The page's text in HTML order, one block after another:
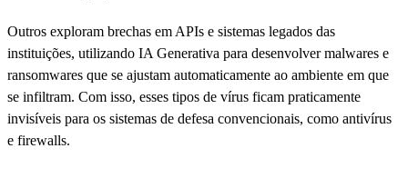
Outros exploram brechas em APIs e sistemas legados das
instituições, utilizando IA Generativa para desenvolver malwares e
ransomwares que se ajustam automaticamente ao ambiente em que
se infiltram. Com isso, esses tipos de vírus ficam praticamente
invisíveis para os sistemas de defesa convencionais, como antivírus
e firewalls.